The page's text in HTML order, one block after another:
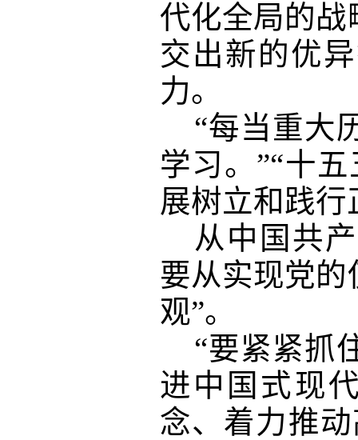
代化全局的
交出新的优
力。
“每当重大
学习。”“十
展树立和践
从中国共
要从实现党
观”。
“要紧紧抓
进中国式现
念、着力推